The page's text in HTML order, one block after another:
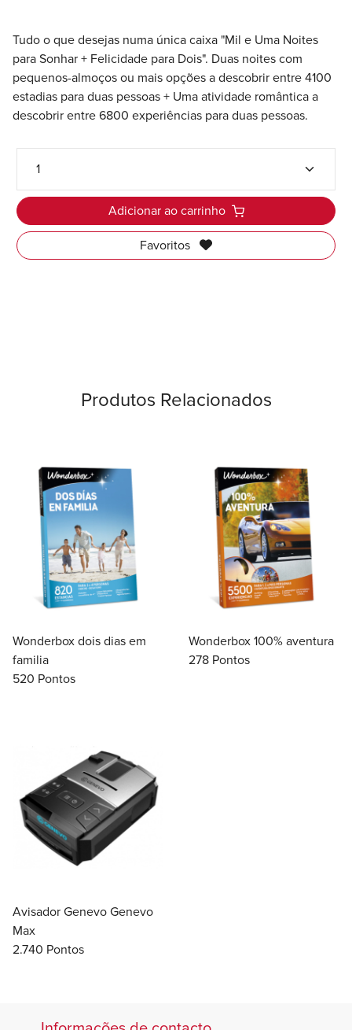
Tudo o que desejas numa única caixa "Mil e Uma Noites
para Sonhar + Felicidade para Dois". Duas noites com
pequenos-almoços ou mais opções a descobrir entre 4100
estadias para duas pessoas + Uma atividade romântica a
descobrir entre 6800 experiências para duas pessoas.
Adicionar ao carrinho
Favoritos
Produtos Relacionados
Wonderbox dois dias em
familia
520 Pontos
Wonderbox 100% aventura
278 Pontos
Avisador Genevo Genevo
Max
2.740 Pontos